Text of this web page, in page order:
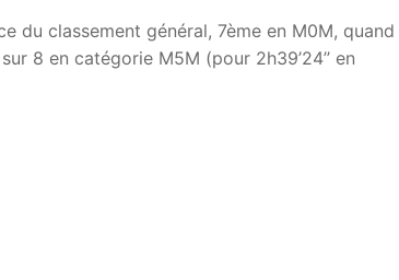
du classement général, 7ème en M0M, quand
8 en catégorie M5M (pour 2h39’24’’ en